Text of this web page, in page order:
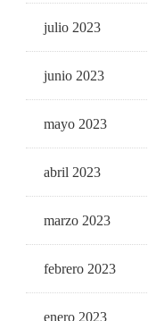
julio 2023
junio 2023
mayo 2023
abril 2023
marzo 2023
febrero 2023
enero 2023